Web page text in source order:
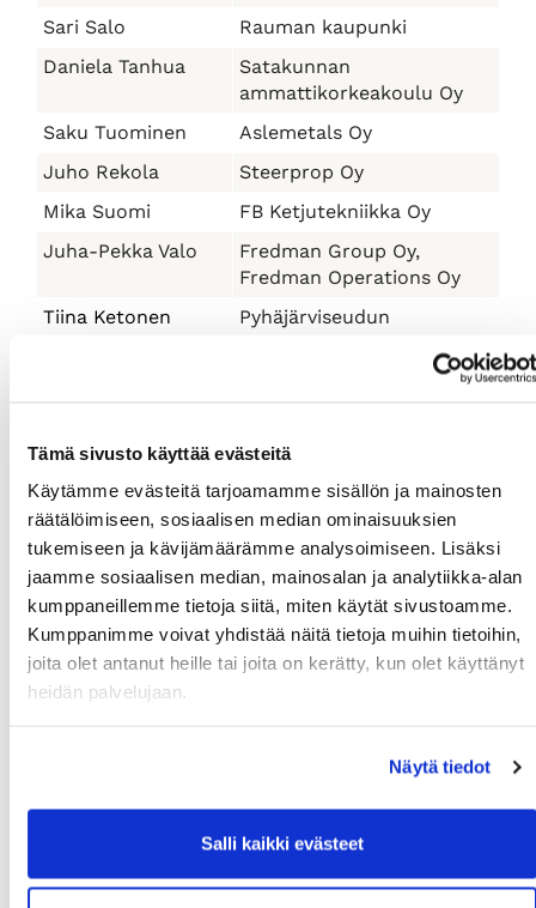
Tämä sivusto käyttää evästeitä
Käytämme evästeitä tarjoamamme sisällön ja mainosten
räätälöimiseen, sosiaalisen median ominaisuuksien
tukemiseen ja kävijämäärämme analysoimiseen. Lisäksi
jaamme sosiaalisen median, mainosalan ja analytiikka-alan
kumppaneillemme tietoja siitä, miten käytät sivustoamme.
Kumppanimme voivat yhdistää näitä tietoja muihin tietoihin,
joita olet antanut heille tai joita on kerätty, kun olet käyttänyt
heidän palvelujaan.
Näytä tiedot
Salli kaikki evästeet
Sari Salo
Rauman kaupunki
Daniela Tanhua
Satakunnan
ammattikorkeakoulu Oy
Saku Tuominen
Aslemetals Oy
Juho Rekola
Steerprop Oy
Mika Suomi
FB Ketjutekniikka Oy
Juha-Pekka Valo
Fredman Group Oy,
Fredman Operations Oy
Tiina Ketonen
Pyhäjärviseudun
Takaisin luottamushenkilöihin
Takaisin kansilehdelle